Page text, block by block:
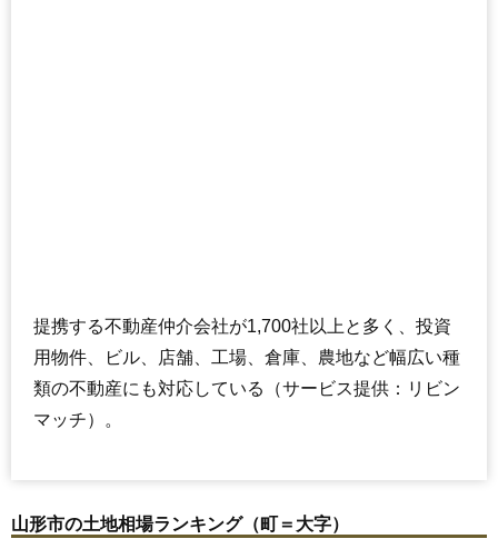
提携する不動産仲介会社が1,700社以上と多く、投資
用物件、ビル、店舗、工場、倉庫、農地など幅広い種
類の不動産にも対応している（サービス提供：リビン
マッチ）。
山形市の土地相場ランキング（町＝大字）